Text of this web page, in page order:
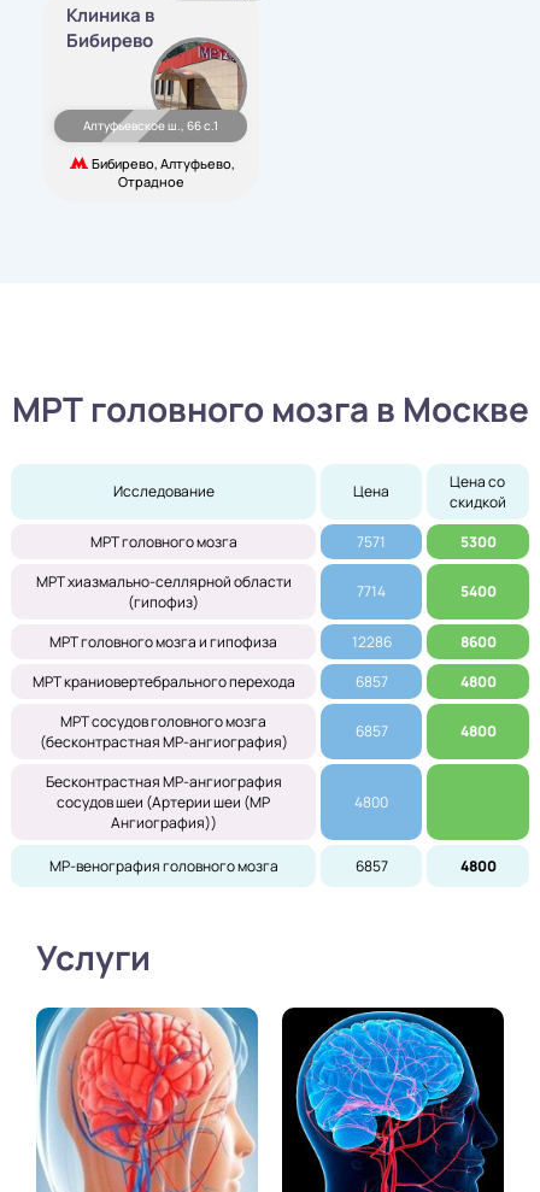
Клиника в
Бибирево
Алтуфьевское ш., 66 с.1
Бибирево, Алтуфьево,
Отрадное
МРТ головного мозга в Москве
Исследование Цена
Цена со
скидкой
МРТ головного мозга
7571
5300
МРТ хиазмально-селлярной области
(гипофиз)
7714 5400
МРТ головного мозга и гипофиза 12286
8600
МРТ краниовертебрального перехода
6857
4800
МРТ сосудов головного мозга
(бесконтрастная МР-ангиография)
6857 4800
Бесконтрастная МР-ангиография
сосудов шеи (Артерии шеи (МР
Ангиография))
4800
МР-венография головного мозга 6857 4800
Услуги